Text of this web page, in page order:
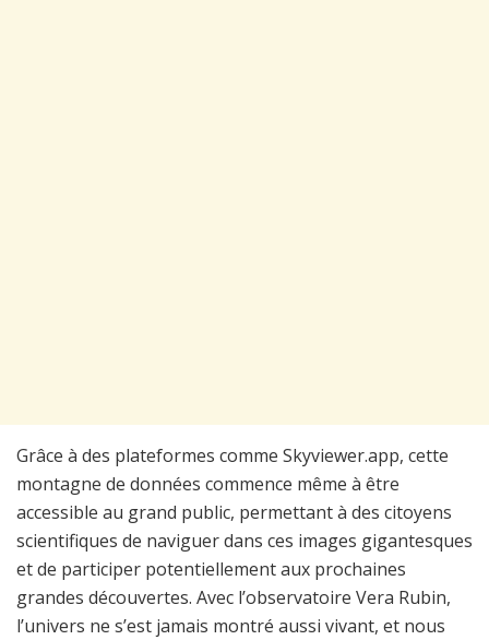
Grâce à des plateformes comme Skyviewer.app, cette
montagne de données commence même à être
accessible au grand public, permettant à des citoyens
scientifiques de naviguer dans ces images gigantesques
et de participer potentiellement aux prochaines
grandes découvertes. Avec l’observatoire Vera Rubin,
l’univers ne s’est jamais montré aussi vivant, et nous